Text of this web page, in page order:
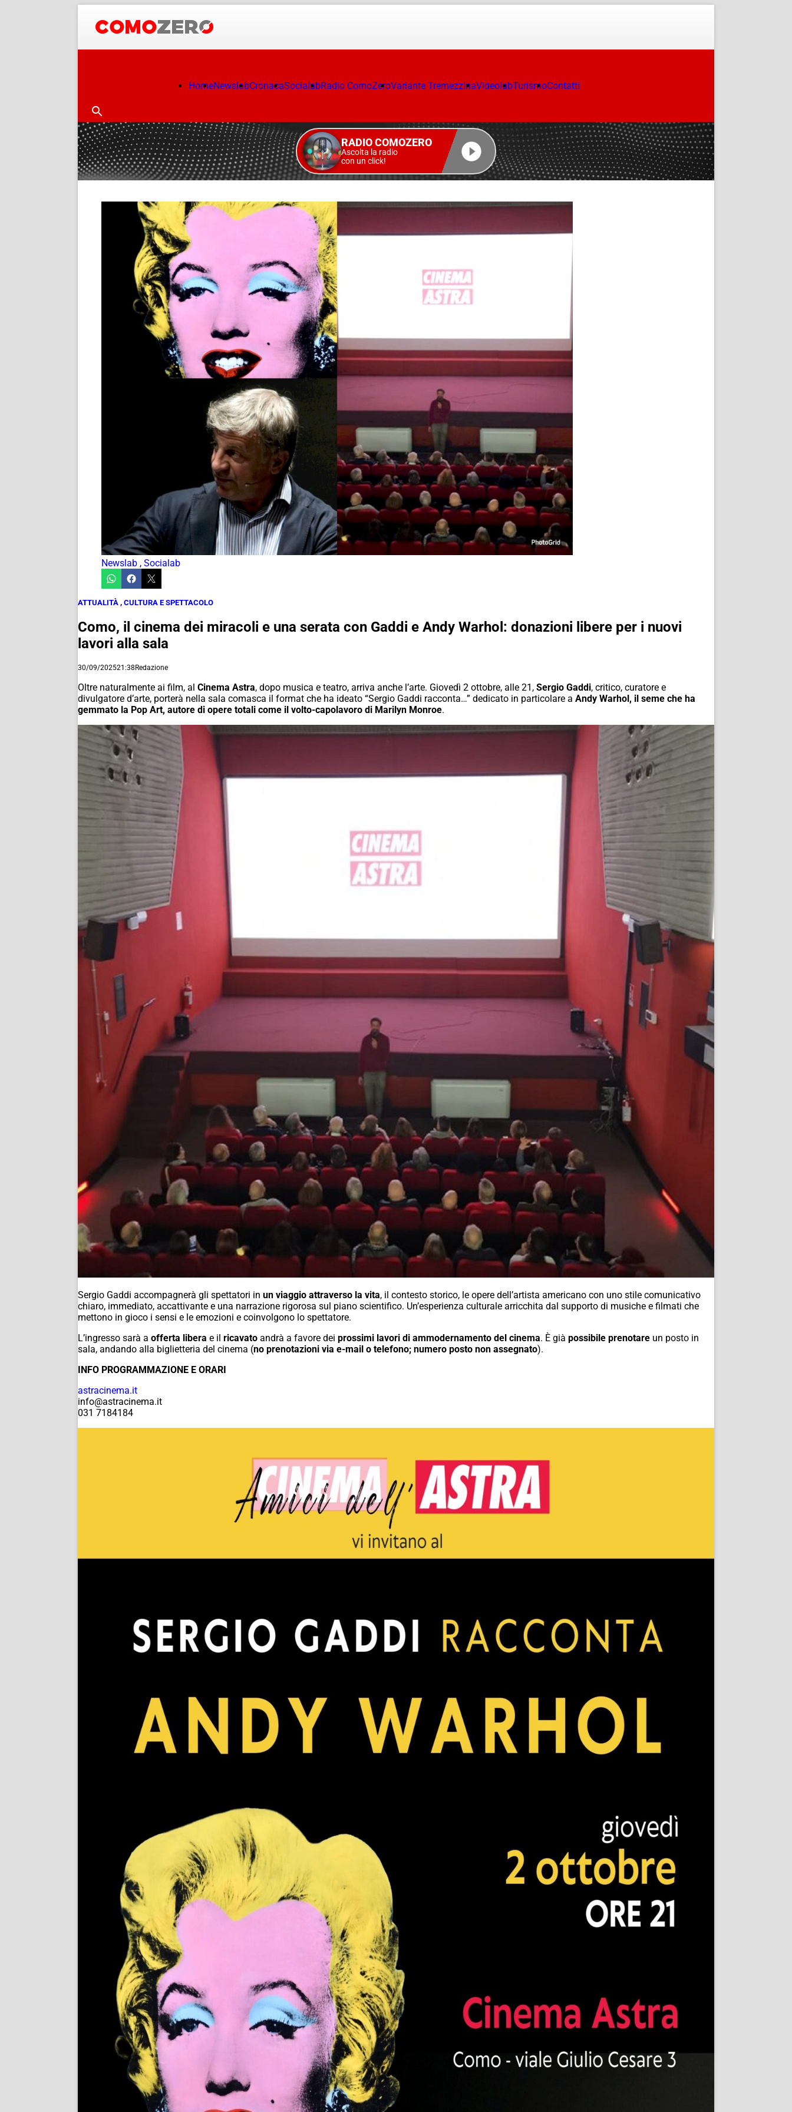
HomeNewslabCronacaSocialabRadio ComoZeroVariante TremezzinaVideolabTurismoContatti
RADIO COMOZERO
Ascolta la radio
con un click!
Newslab , Socialab
ATTUALITÀ , CULTURA E SPETTACOLO
Como, il cinema dei miracoli e una serata con Gaddi e Andy Warhol: donazioni libere per i nuovi
lavori alla sala
30/09/202521:38Redazione
Oltre naturalmente ai film, al Cinema Astra, dopo musica e teatro, arriva anche l’arte. Giovedì 2 ottobre, alle 21, Sergio Gaddi, critico, curatore e
divulgatore d’arte, porterà nella sala comasca il format che ha ideato “Sergio Gaddi racconta…” dedicato in particolare a Andy Warhol, il seme che ha
gemmato la Pop Art, autore di opere totali come il volto-capolavoro di Marilyn Monroe.
Sergio Gaddi accompagnerà gli spettatori in un viaggio attraverso la vita, il contesto storico, le opere dell’artista americano con uno stile comunicativo
chiaro, immediato, accattivante e una narrazione rigorosa sul piano scientifico. Un’esperienza culturale arricchita dal supporto di musiche e filmati che
mettono in gioco i sensi e le emozioni e coinvolgono lo spettatore.
L’ingresso sarà a offerta libera e il ricavato andrà a favore dei prossimi lavori di ammodernamento del cinema. È già possibile prenotare un posto in
sala, andando alla biglietteria del cinema (no prenotazioni via e-mail o telefono; numero posto non assegnato).
INFO PROGRAMMAZIONE E ORARI
astracinema.it
info@astracinema.it
031 7184184